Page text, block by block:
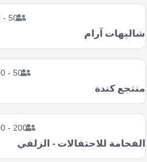
50 - 75
شاليهات آرام
50 - 200
منتجع كندة
200 - 400
الفخامة للاحتفالات - الزلفي